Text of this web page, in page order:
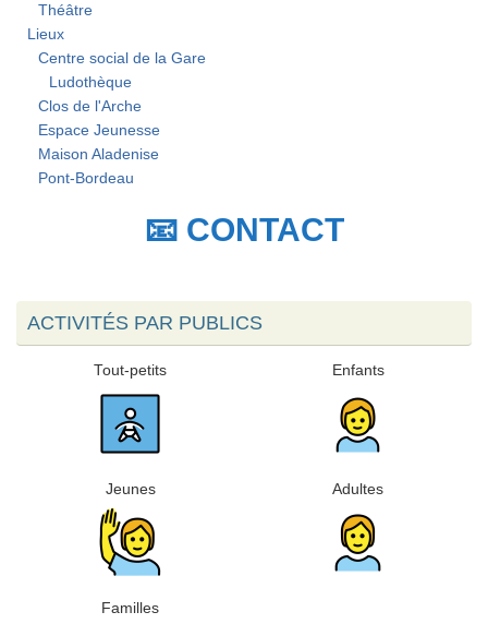
Théâtre
Lieux
Centre social de la Gare
Ludothèque
Clos de l'Arche
Espace Jeunesse
Maison Aladenise
Pont-Bordeau
📧 CONTACT
ACTIVITÉS PAR PUBLICS
Tout-petits Enfants
Jeunes Adultes
Familles